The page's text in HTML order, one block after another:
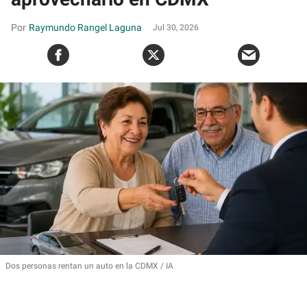
Raymundo Rangel Laguna Jul 30, 2026
Dos personas rentan un auto en la CDMX IA